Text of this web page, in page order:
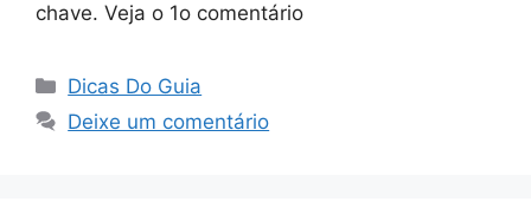
chave. Veja o 1o comentário
Categorias
Dicas Do Guia
Deixe um comentário